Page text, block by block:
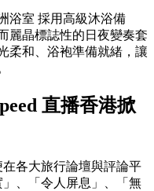
浴室 採用高級沐浴備
麗晶標誌性的日夜變奏套
和、浴袍準備就緒，讓
直播香港掀
各大旅行論壇與評論平
、「令人屏息」、「無